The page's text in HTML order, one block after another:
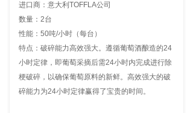
进口商：意大利TOFFLA公司
数量：2台
性能：50吨/小时（每台）
特点：破碎能力高效强大。遵循葡萄酒酿造的24
小时定律，即葡萄采摘后需24小时内完成进行除
梗破碎，以确保葡萄原料的新鲜。高效强大的破
碎能力为24小时定律赢得了宝贵的时间。